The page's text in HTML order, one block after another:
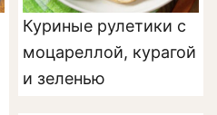
Куриные рулетики с
моцареллой, курагой
и зеленью